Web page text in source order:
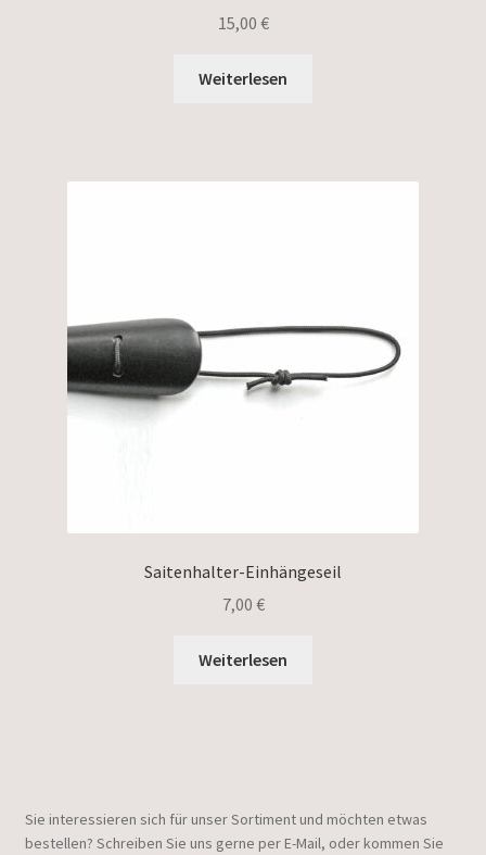
15,00 €
Weiterlesen
Saitenhalter-Einhängeseil
7,00 €
Weiterlesen
Sie interessieren sich für unser Sortiment und möchten etwas
bestellen? Schreiben Sie uns gerne per E-Mail, oder kommen Sie